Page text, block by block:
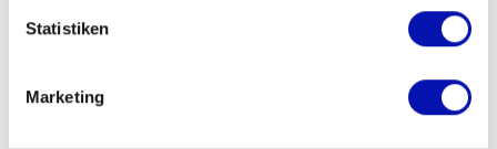
Statistiken
Marketing